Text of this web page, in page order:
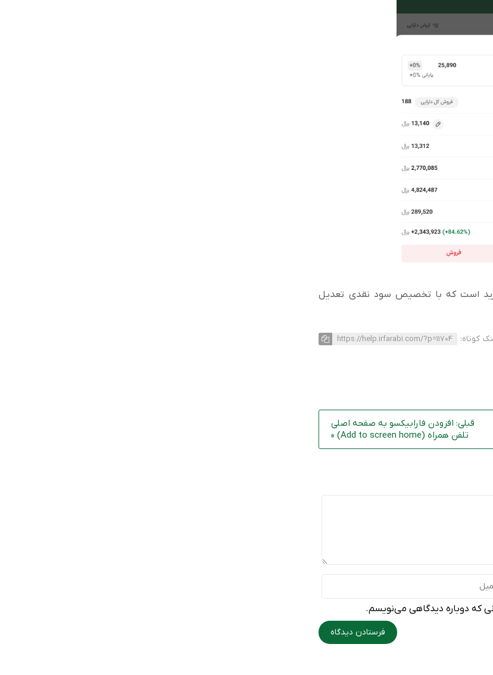
است که با تخصیص سود نقدی تعدیل
کوتاه: https://help.irfarabi.com/?p=11704
قبلی: افزودن فارابیکسو به صفحه اصلی
تلفن همراه (Add to screen home) »
که دوباره دیدگاهی می‌نویسم.